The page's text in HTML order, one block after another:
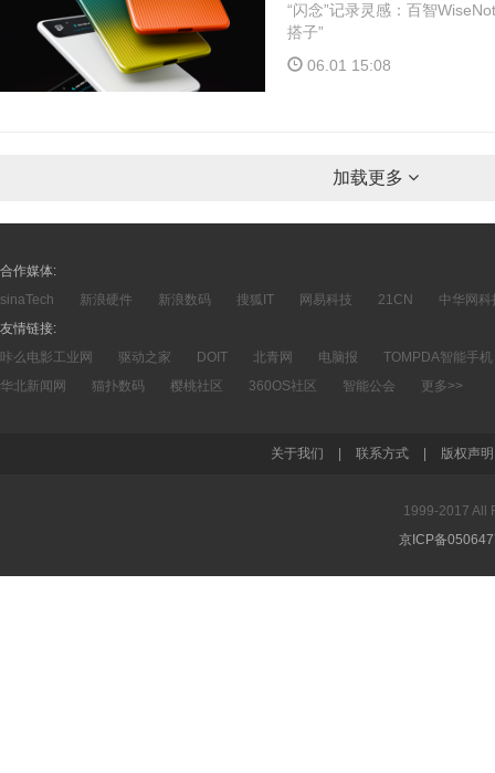
“闪念”记录灵感：百智
搭子”
06.01 15:08
加载更多
合作媒体:
sinaTech
新浪硬件 新浪数码 搜狐IT 网易科技 21CN
中华网科
友情链接:
咔么电影工业网
驱动之家 DOIT 北青网 电脑报
TOMPDA智能手机
华北新闻网
猫扑数码 樱桃社区 360OS社区 智能公会 更多>>
关于我们 联系方式 版权声明
1999-2017 All
京ICP备